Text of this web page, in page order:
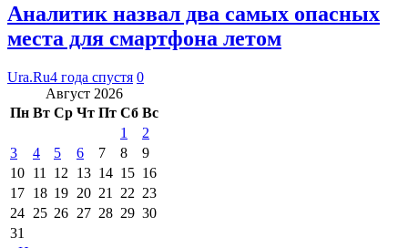
Аналитик назвал два самых опасных
места для смартфона летом
Ura.Ru4 года спустя 0
Август 2026
Пн Вт Ср Чт Пт Сб Вс
1
2
3
4 5 6 7 8
9
10 11 12 13 14 15 16
17 18 19 20 21 22 23
24 25 26 27 28 29 30
31